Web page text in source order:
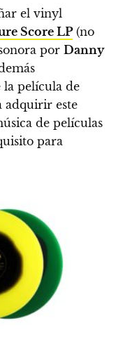
el vinyl
Score LP(no
por Danny
la película de
adquirir este
de películas
para